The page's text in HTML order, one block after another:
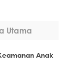
Utama
Anak